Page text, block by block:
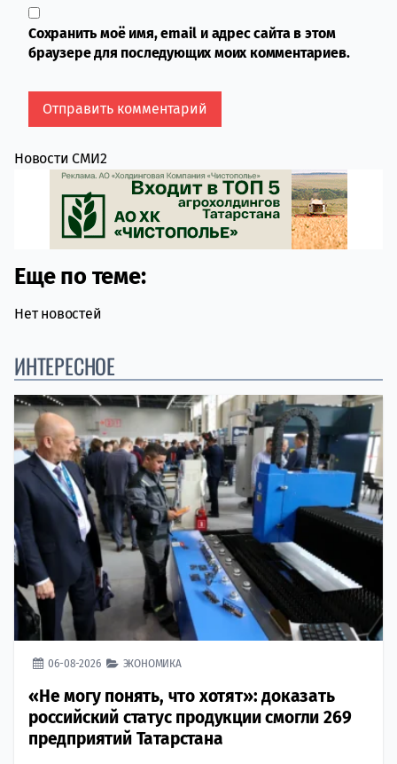
Сохранить моё имя, email и адрес сайта в этом
браузере для последующих моих комментариев.
Новости СМИ2
Еще по теме:
Нет новостей
ИНТЕРЕСНОЕ
06-08-2026 ЭКОНОМИКА
«Не могу понять, что хотят»: доказать
российский статус продукции смогли 269
предприятий Татарстана